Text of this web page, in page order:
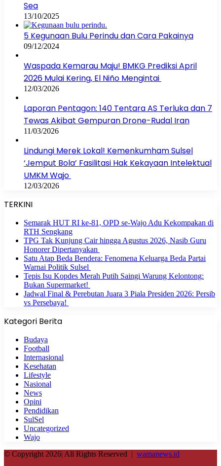
Sea
13/10/2025
5 Kegunaan Bulu Perindu dan Cara Pakainya
09/12/2024
Waspada Kemarau Maju! BMKG Prediksi April
2026 Mulai Kering, El Niño Mengintai
12/03/2026
Laporan Pentagon: 140 Tentara AS Terluka dan 7
Tewas Akibat Gempuran Drone-Rudal Iran
11/03/2026
Lindungi Merek Lokal! Kemenkumham Sulsel
‘Jemput Bola’ Fasilitasi Hak Kekayaan Intelektual
UMKM Wajo
12/03/2026
TERKINI
Semarak HUT RI ke-81, OPD se-Wajo Adu Kekompakan di
RTH Sengkang
TPG Tak Kunjung Cair hingga Agustus 2026, Nasib Guru
Honorer Dipertanyakan
Satu Atap Beda Bendera: Fenomena Keluarga Beda Partai
Warnai Politik Sulsel
Tepis Isu Kopdes Merah Putih Saingi Warung Kelontong:
Bukan Supermarket!
Jadwal Final & Perebutan Juara 3 Piala Presiden 2026: Persib
vs Persebaya!
Kategori Berita
Budaya
Football
Internasional
Kesehatan
Lifestyle
Nasional
News
Opini
Pendidikan
SulSel
Uncategorized
Wajo
© Copyright 2026| All Rights Reserved | wamanews.id